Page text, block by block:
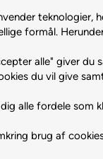
teknologier,
formål.
alle" giver du
du vil give
alle fordele som
brug af